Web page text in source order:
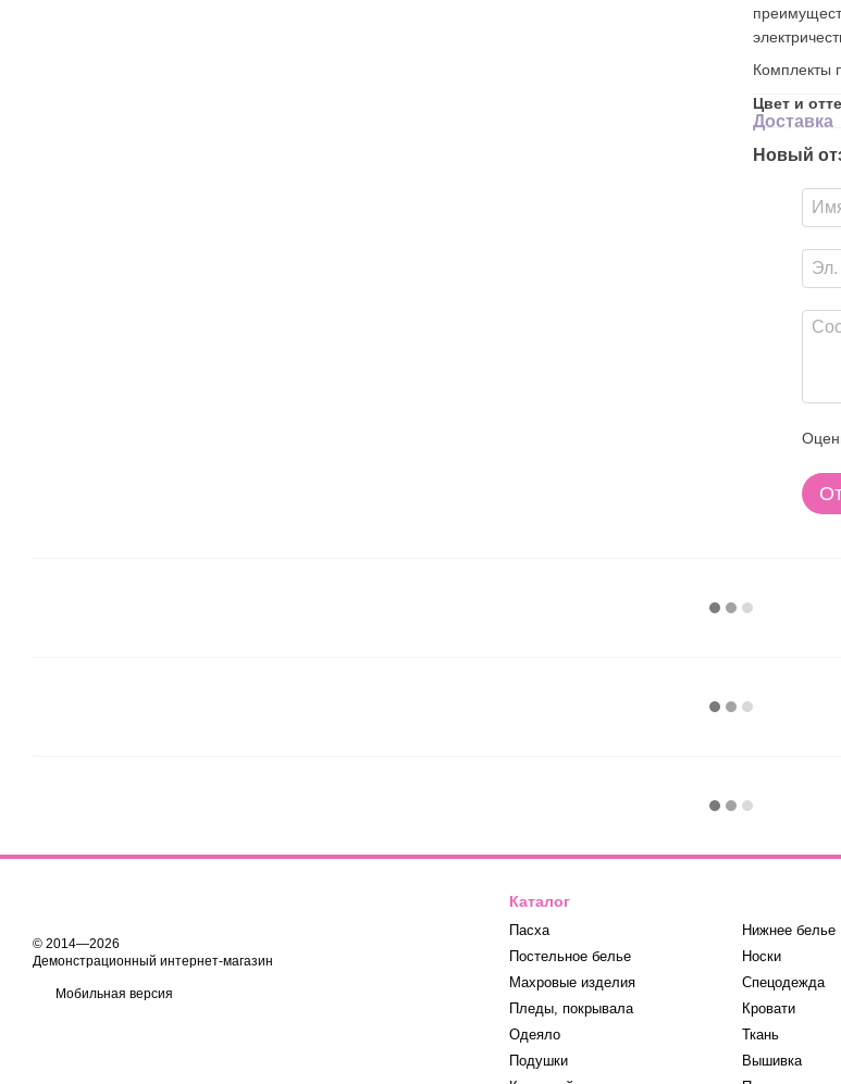
Комплекты
Цвет и
Доставка
Новый
© 2014—2026
Демонстрационный интернет-магазин
Мобильная версия
Каталог
Пасха
Постельное белье
Махровые изделия
Пледы, покрывала
Одеяло
Подушки
Нижнее белье
Носки
Спецодежда
Кровати
Ткань
Вышивка